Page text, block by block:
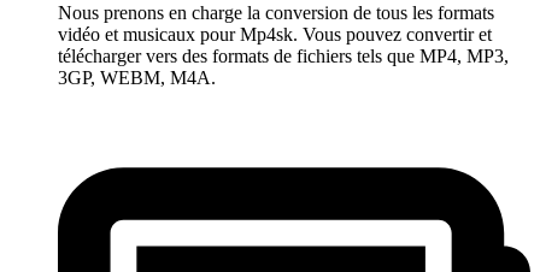
Nous prenons en charge la conversion de tous les formats
vidéo et musicaux pour Mp4sk. Vous pouvez convertir et
télécharger vers des formats de fichiers tels que MP4, MP3,
3GP, WEBM, M4A.